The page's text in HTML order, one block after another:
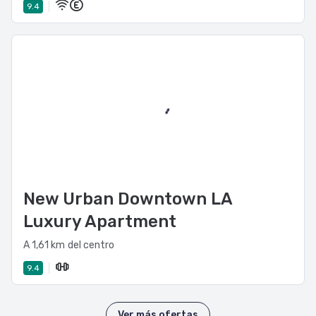
9.4
New Urban Downtown LA
Luxury Apartment
A 1,61 km del centro
9.4